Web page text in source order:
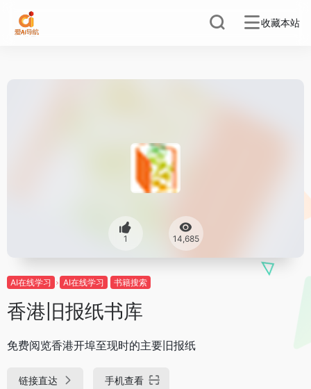
收藏本站
1 14,685
AI在线学习 AI在线学习 书籍搜索
香港旧报纸书库
免费阅览香港开埠至现时的主要旧报纸
链接直达 手机查看